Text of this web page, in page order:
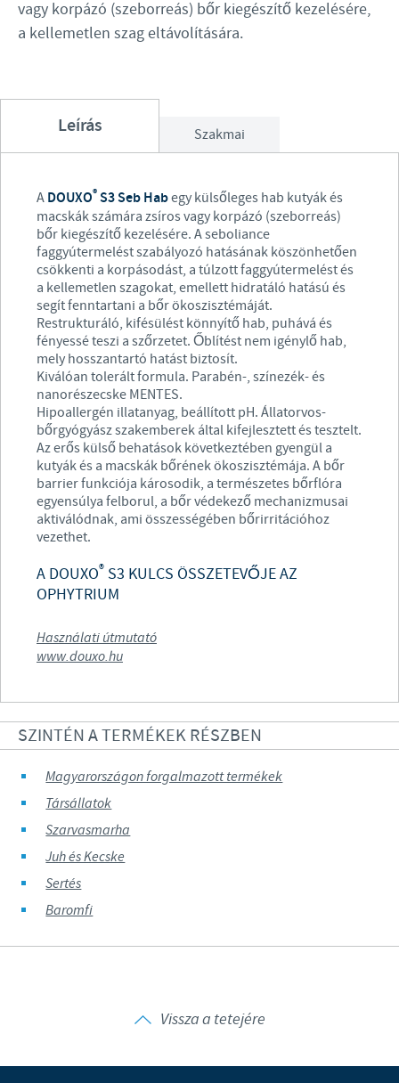
vagy korpázó (szeborreás) bőr kiegészítő kezelésére,
a kellemetlen szag eltávolítására.
Leírás Szakmai
A DOUXO®S3 Seb Habegy külsőleges hab kutyák és
macskák számára zsíros vagy korpázó (szeborreás)
bőr kiegészítő kezelésére. A seboliance
faggyútermelést szabályozó hatásának köszönhetően
csökkenti a korpásodást, a túlzott faggyútermelést és
a kellemetlen szagokat, emellett hidratáló hatású és
segít fenntartani a bőr ökoszisztémáját.
Restrukturáló, kifésülést könnyítő hab, puhává és
fényessé teszi a szőrzetet. Őblítést nem igénylő hab,
mely hosszantartó hatást biztosít.
Kiválóan tolerált formula. Parabén-, színezék- és
nanorészecske MENTES.
Hipoallergén illatanyag, beállított pH. Állatorvos-
bőrgyógyász szakemberek által kifejlesztett és tesztelt.
Az erős külső behatások következtében gyengül a
kutyák és a macskák bőrének ökoszisztémája. A bőr
barrier funkciója károsodik, a természetes bőrflóra
egyensúlya felborul, a bőr védekező mechanizmusai
aktiválódnak, ami összességében bőrirritációhoz
vezethet.
A DOUXO® S3 KULCS ÖSSZETEVŐJE AZ
OPHYTRIUM
Használati útmutató
www.douxo.hu
SZINTÉN A TERMÉKEK RÉSZBEN
Magyarországon forgalmazott termékek
Társállatok
Szarvasmarha
Juh és Kecske
Sertés
Baromfi
Vissza a tetejére